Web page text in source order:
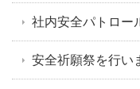
社内安全パトロー
安全祈願祭を行い